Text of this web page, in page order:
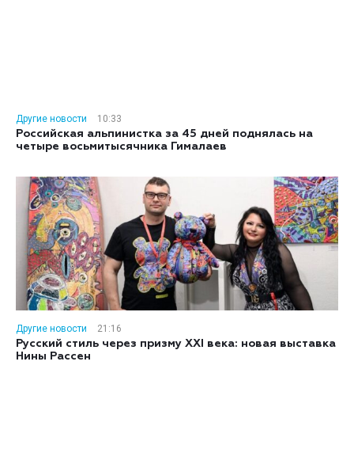
Другие новости
10:33
Российская альпинистка за 45 дней поднялась на
четыре восьмитысячника Гималаев
Другие новости
21:16
Русский стиль через призму XXI века: новая выставка
Нины Рассен